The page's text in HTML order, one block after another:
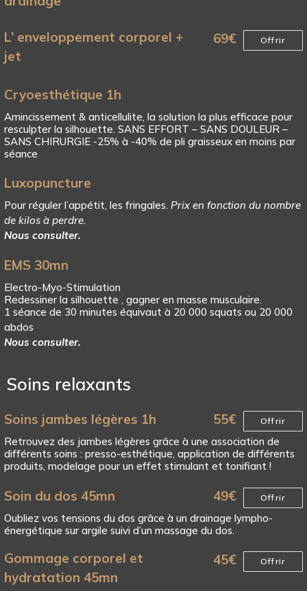
L’ enveloppement corporel +
jet
69€ Offrir
Cryoesthétique 1h
Amincissement & anticellulite, la solution la plus efficace pour
resculpter la silhouette. SANS EFFORT – SANS DOULEUR –
SANS CHIRURGIE -25% à -40% de pli graisseux en moins par
séance
Luxopuncture
Pour réguler l’appétit, les fringales.Prix en fonction du nombre
de kilos à perdre.
Nous consulter.
EMS 30mn
Electro-Myo-Stimulation
Redessiner la silhouette , gagner en masse musculaire.
1 séance de 30 minutes équivaut à 20 000 squats ou 20 000
abdos
Nous consulter.
Soins relaxants
Soins jambes légères 1h 55€ Offrir
Retrouvez des jambes légères grâce à une association de
différents soins : presso-esthétique, application de différents
produits, modelage pour un effet stimulant et tonifiant !
Soin du dos 45mn 49€ Offrir
Oubliez vos tensions du dos grâce à un drainage lympho-
énergétique sur argile suivi d’un massage du dos.
Gommage corporel et
hydratation 45mn
45€ Offrir